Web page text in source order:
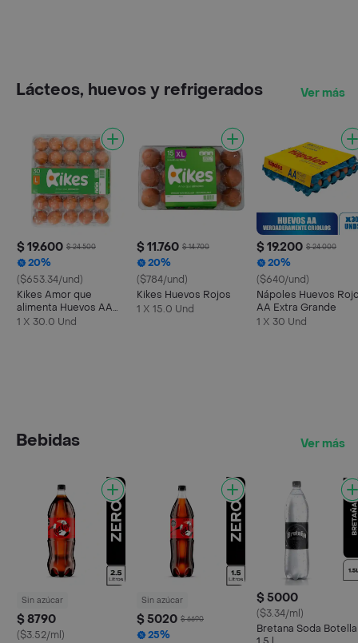
Lácteos, huevos y refrigerados Ver más
$ 19.600 $ 24.500
20%
($653.34/und)
Kikes Amor que
alimenta Huevos AA
Rojos L
1 X 30.0 Und
$ 11.760 $ 14.700
20%
($784/und)
Kikes Huevos Rojos
1 X 15.0 Und
$ 19.200 $ 24.000
20%
($640/und)
Nápoles Huevos
AA Extra Grande
1 X 30 Und
Bebidas Ver más
Sin azúcar
$ 8790
($3.52/ml)
Sin azúcar
$ 5020 $ 6690
25%
$ 5000
($3.34/ml)
Bretana Soda Botella